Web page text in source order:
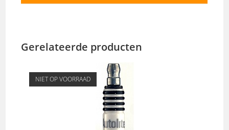
Gerelateerde producten
NIET OP VOORRAAD